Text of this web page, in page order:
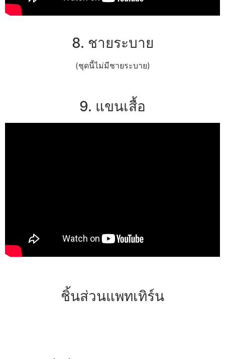
8. ชายระบาย
(ชุดนี้ไม่มีชายระบาย)
9. แขนเสื้อ
ชิ้นส่วนแพทเทิร์น